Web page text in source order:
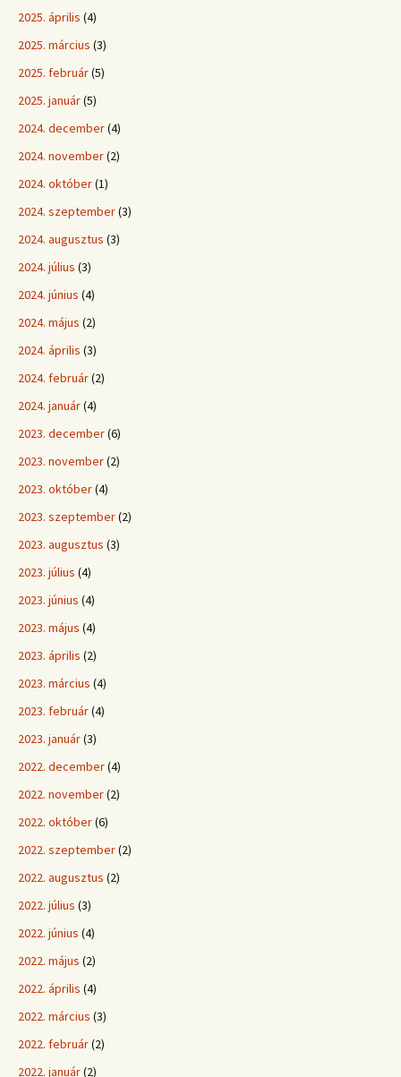
2025. április (4)
2025. március (3)
2025. február(5)
2025. január(5)
2024. december(4)
2024. november(2)
2024. október(1)
2024. szeptember(3)
2024. augusztus (3)
2024. július (3)
2024. június (4)
2024. május (2)
2024. április (3)
2024. február(2)
2024. január(4)
2023. december(6)
2023. november(2)
2023. október(4)
2023. szeptember(2)
2023. augusztus (3)
2023. július (4)
2023. június (4)
2023. május (4)
2023. április (2)
2023. március (4)
2023. február(4)
2023. január(3)
2022. december(4)
2022. november(2)
2022. október(6)
2022. szeptember(2)
2022. augusztus (2)
2022. július (3)
2022. június (4)
2022. május (2)
2022. április (4)
2022. március (3)
2022. február(2)
2022. január(2)